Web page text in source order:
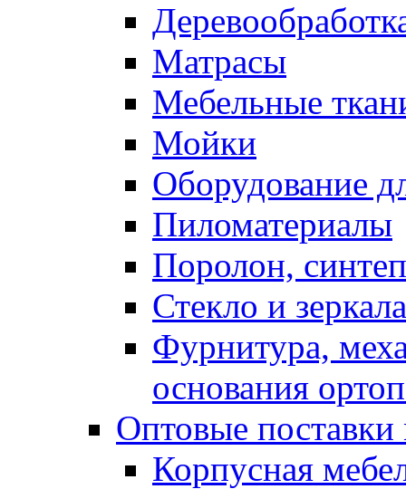
Матрасы
Мебельные
Мойки
Оборудование
Пиломатериалы
Поролон,
Стекло и зеркала
Фурнитура,
основания
Оптовые поставки
Корпусная